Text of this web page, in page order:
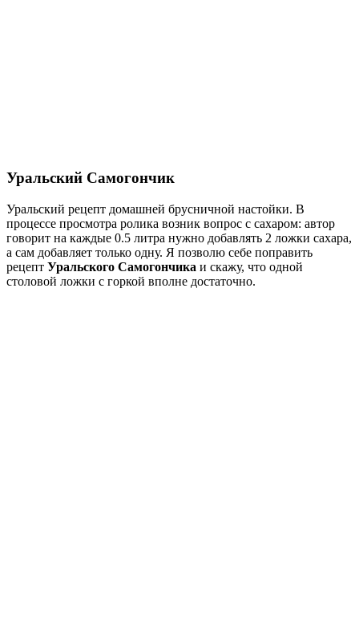
Уральский Самогончик
Уральский рецепт домашней брусничной настойки. В
процессе просмотра ролика возник вопрос с сахаром: автор
говорит на каждые 0.5 литра нужно добавлять 2 ложки сахара,
а сам добавляет только одну. Я позволю себе поправить
рецепт Уральского Самогончика и скажу, что одной
столовой ложки с горкой вполне достаточно.